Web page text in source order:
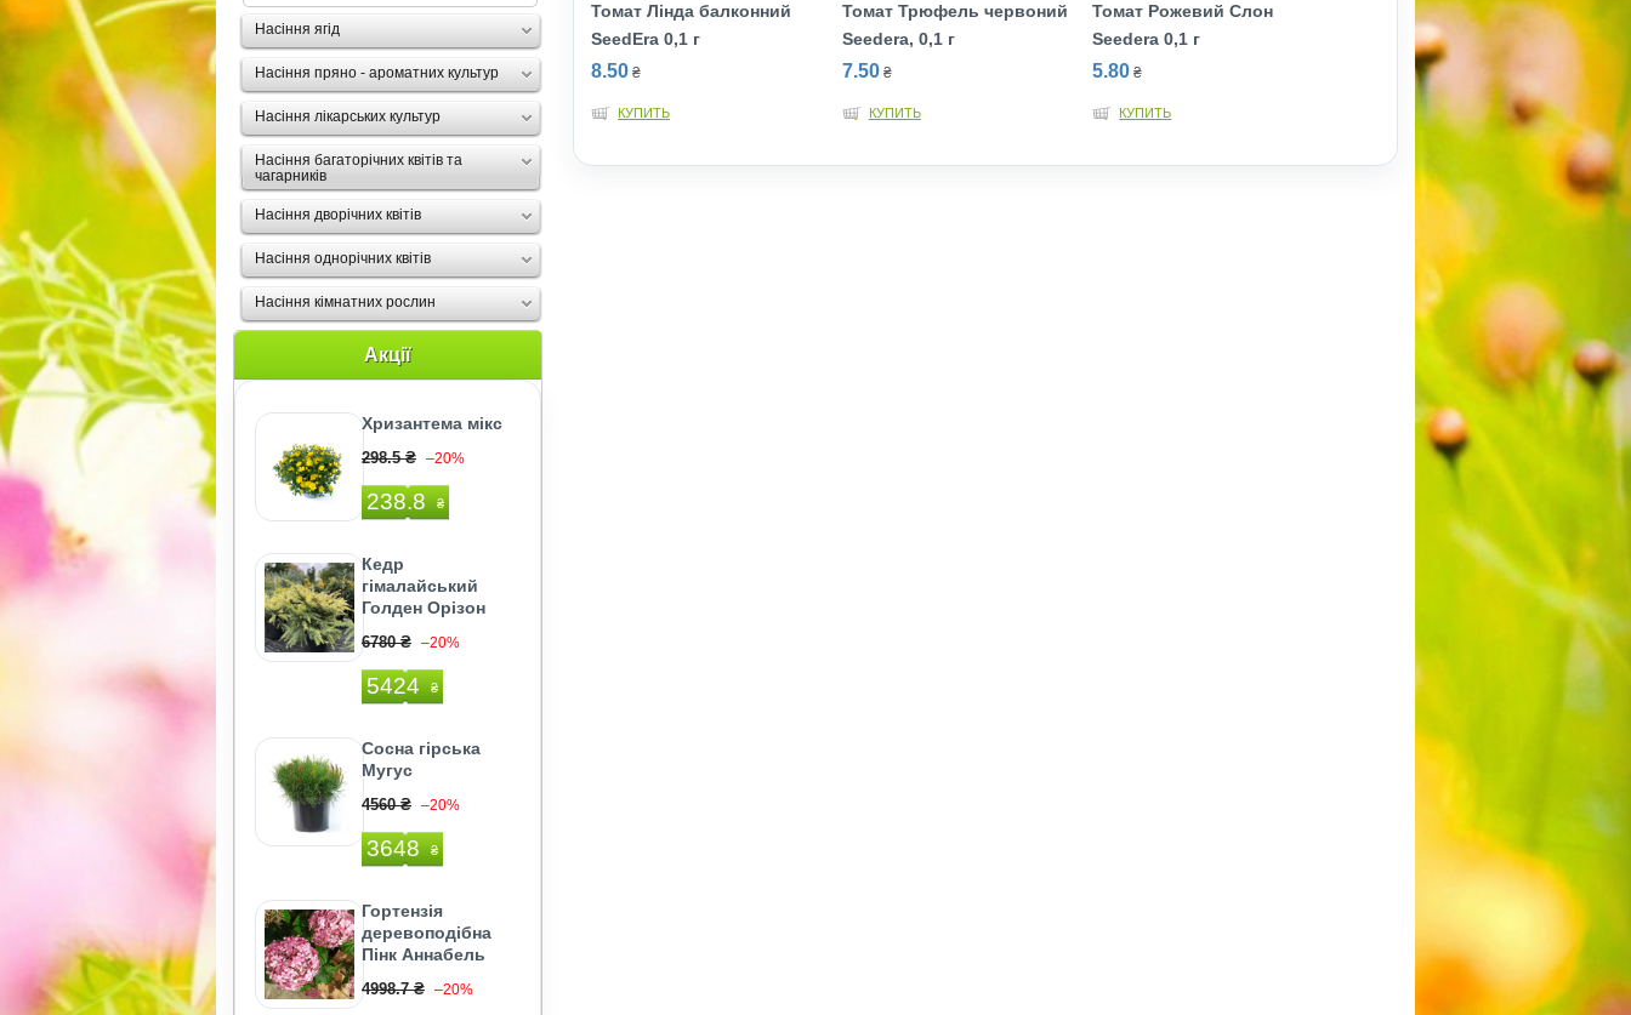
Насіння ягід
Насіння пряно - ароматних культур
Насіння лікарських культур
Насіння багаторічних квітів та
чагарників
Насіння дворічних квітів
Насіння однорічних квітів
Насіння кімнатних рослин
Акції
Хризантема мікс
298.5 ₴ –20%
238.8 ₴
Кедр
гімалайський
Голден Орізон
6780 ₴ –20%
5424 ₴
Сосна гірська
Мугус
4560 ₴ –20%
3648 ₴
Гортензія
деревоподібна
Пінк Аннабель
4998.7 ₴ –20%
Томат Лінда балконний
SeedEra 0,1 г
8.50 ₴
КУПИТЬ
Томат Трюфель червоний
Seedera, 0,1 г
7.50 ₴
КУПИТЬ
Томат Рожевий Слон
Seedera 0,1 г
5.80 ₴
КУПИТЬ